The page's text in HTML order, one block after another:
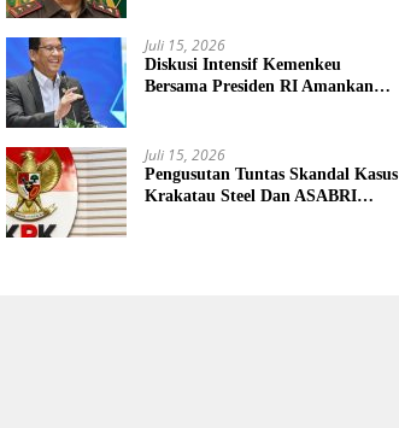
Juli 15, 2026
Diskusi Intensif Kemenkeu
Bersama Presiden RI Amankan
Juli 15, 2026
Pengusutan Tuntas Skandal Kasus
Krakatau Steel Dan ASABRI